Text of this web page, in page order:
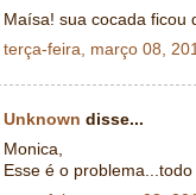
Maísa! sua cocada ficou
terça-feira, março 08,
Unknown disse...
Monica,
Esse é o